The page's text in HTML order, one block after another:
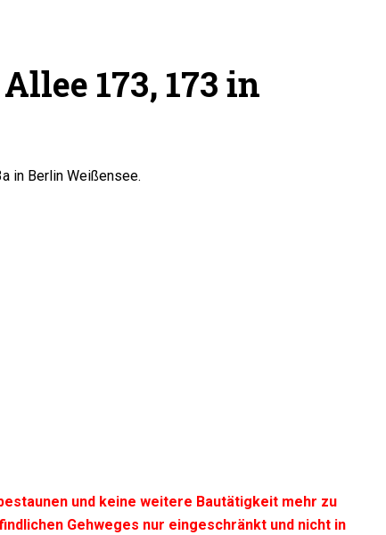
173, 173 in
in Berlin Weißensee.
und keine weitere Bautätigkeit mehr zu
Gehweges nur eingeschränkt und nicht in